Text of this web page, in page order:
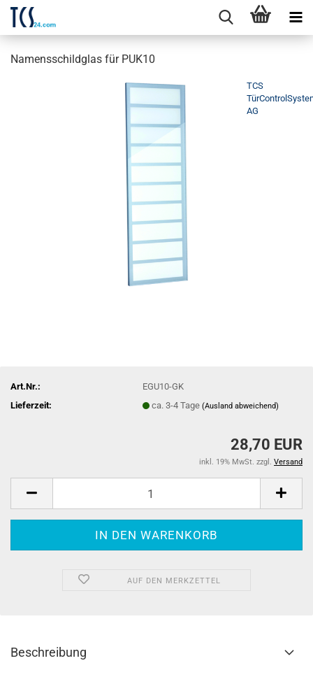
Namensschildglas für PUK10
TCS
AG
Art.Nr.:
EGU10-GK
Lieferzeit:
ca. 3-4 Tage(Ausland abweichend)
28,70 EUR
inkl. 19% MwSt. zzgl. Versand
AUF DEN MERKZETTEL
Beschreibung